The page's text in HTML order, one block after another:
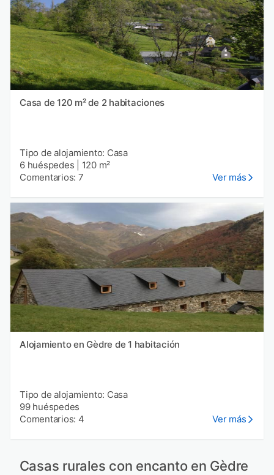
Casa de 120 m² de 2 habitaciones
Tipo de alojamiento: Casa
6 huéspedes
120 m²
Comentarios: 7
Ver más
Alojamiento en Gèdre de 1 habitación
Tipo de alojamiento: Casa
99 huéspedes
Comentarios: 4
Ver más
Casas rurales con encanto en Gèdre